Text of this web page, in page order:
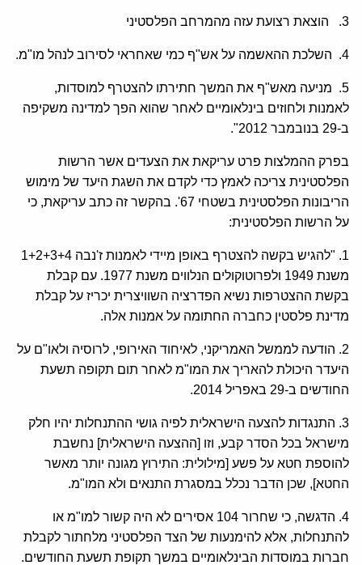
3. הוצאת רצועת עזה מהמרחב הפלסטיני
4. השלכת ההאשמה על אש"ף כמי שאחראי לסירוב לנהל מו"מ.
5. מניעה מאש"ף את המשך חתירתו להצטרף למוסדות,
לאמנות ולחוזים בינלאומיים לאחר שהוא הפך למדינה משקיפה
ב-29 בנובמבר 2012".
בפרק ההמלצות פרט עריקאת את הצעדים אשר הרשות
הפלסטינית צריכה לאמץ כדי לקדם את השגת היעד של מימוש
הריבונות הפלסטינית בשטחי 67'. בהקשר זה כתב עריקאת, כי
על הרשות הפלסטינית:
1. "להגיש בקשה להצטרף באופן מיידי לאמנות ז'נבה 1+2+3+4
משנת 1949 ולפרוטוקולים הנלווים משנת 1977. עם קבלת
בקשת ההצטרפות נשיא הפדרציה השוויצרית יכריז על קבלת
מדינת פלסטין כחברה החתומה על אמנות אלה.
2. הודעה לממשל האמריקני, לאיחוד האירופי, לרוסיה ולאו"ם על
היעדר היכולת להאריך את המו"מ לאחר תום תקופה תשעת
החודשים ב-29 באפריל 2014.
3. התנגדות להצעה הישראלית לפיה גושי ההתנחלות יהיו חלק
מישראל בכל הסדר קבע, וזו [ההצעה הישראלית] נחשבת
להוספת חטא על פשע [מילולית: התירוץ מגונה יותר מאשר
החטא], שכן הדבר נכלל במסגרת התנאים ולא המו"מ.
4. הדגשה, כי שחרור 104 אסירים לא היה קשור למו"מ או
להתנחלות, אלא להימנעות של הצד הפלסטיני מלחתור לקבלת
חברות במוסדות הבינלאומיים במשך תקופת תשעת החודשים.